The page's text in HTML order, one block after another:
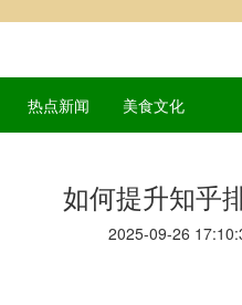
热点新闻 美食文化
如何提升知乎
2025-09-26